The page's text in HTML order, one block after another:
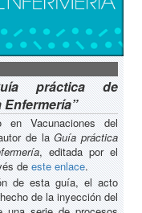
práctica de
en Vacunaciones del
de laGuía práctica
, editada por el
de este enlace.
de esta guía, el acto
de la inyección del